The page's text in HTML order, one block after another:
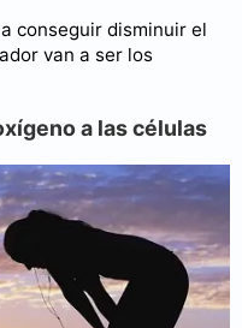
conseguir disminuir el
van a ser los
a las células